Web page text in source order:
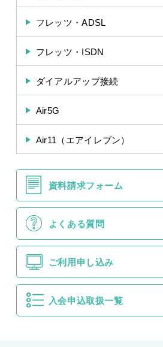
フレッツ・ADSL
フレッツ・ISDN
ダイアルアップ接続
Air5G
Air11（エアイレブン）
資料請求フォーム
よくある質問
ご利用申し込み
入会申込取扱一覧